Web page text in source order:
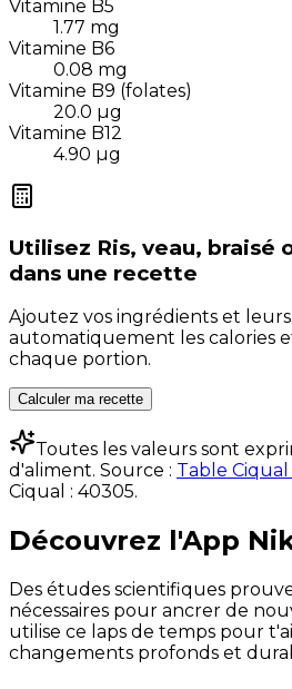
Vitamine B5
1.77 mg
Vitamine B6
0.08 mg
Vitamine B9 (folates)
20.0 µg
Vitamine B12
4.90 µg
Utilisez Ris, veau, braisé
dans une recette
Ajoutez vos ingrédients et
automatiquement les calories
chaque portion.
Calculer ma recette
Toutes les valeurs sont
d'aliment. Source : Table
Ciqual : 40305.
Découvrez l'App
Des études scientifiques
nécessaires pour ancrer de
utilise ce laps de temps pour
changements profonds et